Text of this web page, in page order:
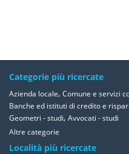
Categorie più ricercate
Azienda locale, Comune e servizi
Banche ed istituti di credito e
Geometri - studi, Avvocati - studi
Altre categorie
Località più ricercate